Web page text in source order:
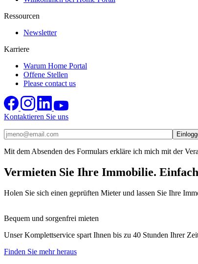
Ressourcen
Newsletter
Karriere
Warum Home Portal
Offene Stellen
Please contact us
Kontaktieren Sie uns
Mit dem Absenden des Formulars erkläre ich mich mit der
Vermieten Sie Ihre Immobilie.
Holen Sie sich einen geprüften Mieter und lassen Sie Ihre
Bequem und sorgenfrei mieten
Unser Komplettservice spart Ihnen bis zu 40 Stunden Ihrer
Finden Sie mehr heraus